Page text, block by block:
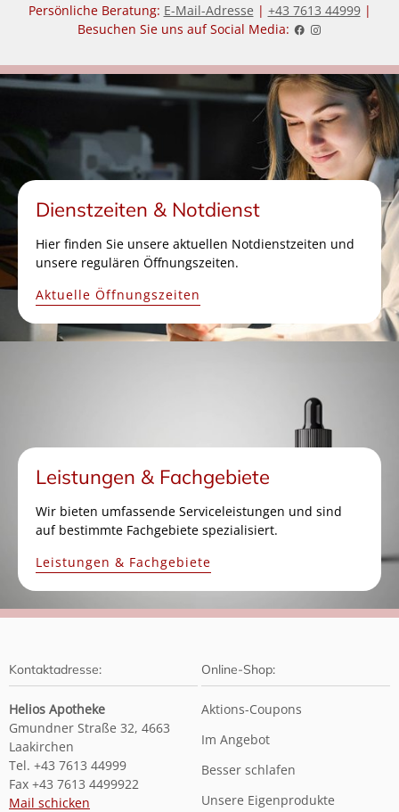
Persönliche Beratung: E-Mail-Adresse | +43 7613 44999|
Besuchen Sie uns auf Social Media:
Dienstzeiten & Notdienst
Hier finden Sie unsere aktuellen Notdienstzeiten und
unsere regulären Öffnungszeiten.
Aktuelle Öffnungszeiten
Leistungen & Fachgebiete
Wir bieten umfassende Serviceleistungen und sind
auf bestimmte Fachgebiete spezialisiert.
Leistungen & Fachgebiete
Kontaktadresse:
Helios Apotheke
Gmundner Straße 32, 4663
Laakirchen
Tel. +43 7613 44999
Fax +43 7613 4499922
Mail schicken
Online-Shop:
Aktions-Coupons
Im Angebot
Besser schlafen
Unsere Eigenprodukte